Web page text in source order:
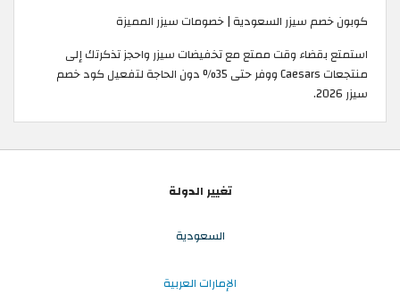
كوبون خصم سيزر السعودية | خصومات سيزر المميزة
استمتع بقضاء وقت ممتع مع تخفيضات سيزر واحجز تذكرتك إلى
منتجعات Caesars ووفر حتى 35% دون الحاجة لتفعيل كود خصم
سيزر 2026.
تغيير الدولة
السعودية
الإمارات العربية